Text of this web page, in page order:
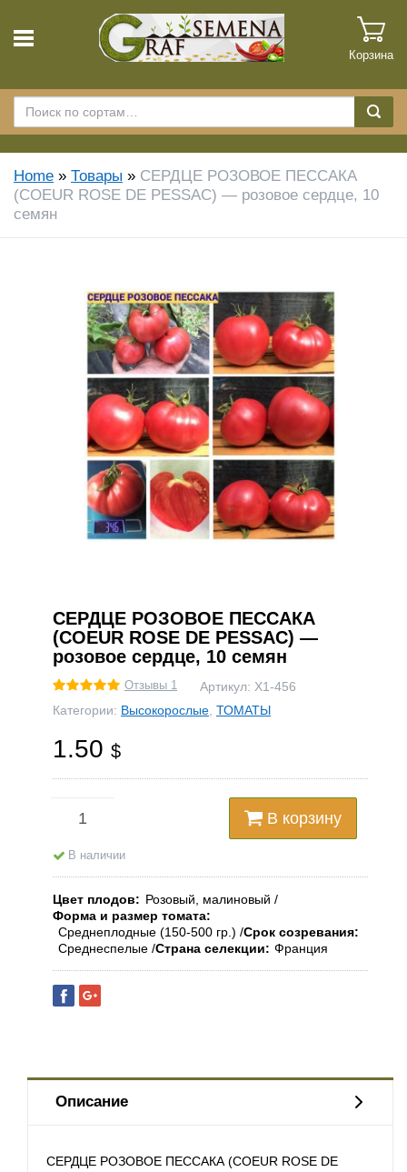
Корзина
Home » Товары » СЕРДЦЕ РОЗОВОЕ ПЕССАКА
(COEUR ROSE DE PESSAC) — розовое сердце, 10
семян
СЕРДЦЕ РОЗОВОЕ ПЕССАКА
(COEUR ROSE DE PESSAC) —
розовое сердце, 10 семян
Отзывы 1 Артикул: Х1-456
Категории: Высокорослые ТОМАТЫ
1.50 $
В корзину
В наличии
Цвет плодов
Розовый, малиновый
Форма и размер томата
Среднеплодные (150-500 гр.) Срок созревания
Среднеспелые Страна селекции Франция
Описание
СЕРДЦЕ РОЗОВОЕ ПЕССАКА (COEUR ROSE DE